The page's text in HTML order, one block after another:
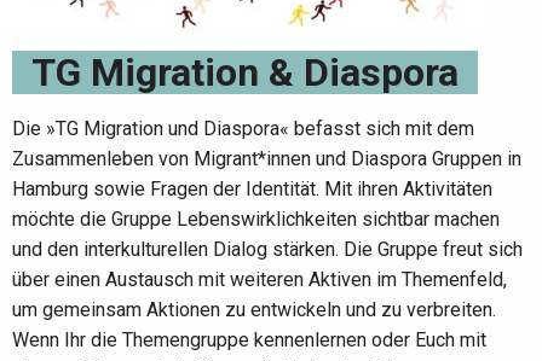
TG Migration & Diaspora
Die »TG Migration und Diaspora« befasst sich mit dem
Zusammenleben von Migrant*innen und Diaspora Gruppen in
Hamburg sowie Fragen der Identität. Mit ihren Aktivitäten
möchte die Gruppe Lebenswirklichkeiten sichtbar machen
und den interkulturellen Dialog stärken. Die Gruppe freut sich
über einen Austausch mit weiteren Aktiven im Themenfeld,
um gemeinsam Aktionen zu entwickeln und zu verbreiten.
Wenn Ihr die Themengruppe kennenlernen oder Euch mit